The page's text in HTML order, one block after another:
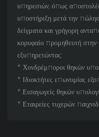
υπηρεσιών, όπως
υποστήριξη μετά την
δείγματα και γρήγορη
κορυφαίο προμηθευτή
εξυπηρετώντας:
* Χονδρέμποροι θηκών
* Ιδιοκτήτες επωνυμίας
* Εισαγωγείς θηκών
* Εταιρείες τυχερών